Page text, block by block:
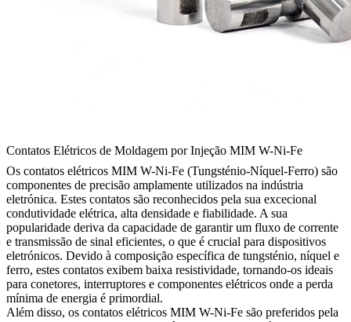
Contatos Elétricos de Moldagem por Injeção MIM W-Ni-Fe
Os contatos elétricos MIM W-Ni-Fe (Tungsténio-Níquel-Ferro) são
componentes de precisão amplamente utilizados na indústria
eletrónica. Estes contatos são reconhecidos pela sua excecional
condutividade elétrica, alta densidade e fiabilidade. A sua
popularidade deriva da capacidade de garantir um fluxo de corrente
e transmissão de sinal eficientes, o que é crucial para dispositivos
eletrónicos. Devido à composição específica de tungsténio, níquel e
ferro, estes contatos exibem baixa resistividade, tornando-os ideais
para conetores, interruptores e componentes elétricos onde a perda
mínima de energia é primordial.
Além disso, os contatos elétricos MIM W-Ni-Fe são preferidos pela